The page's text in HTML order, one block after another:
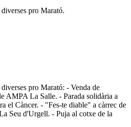
pro Marató.
pro Marató: - Venda de
AMPA La Salle. - Parada solidària a
el Càncer. - "Fes-te diable" a càrrec de
Seu d'Urgell. - Puja al cotxe de la